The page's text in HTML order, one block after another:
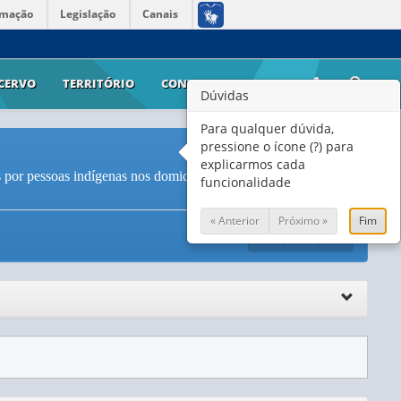
Legislação Canais
TERRITÓRIO CONTATO AJUDA
pessoas indígenas nos domicílios em Terras Indígenas
Dúvidas
Para qualquer dúvida,
pressione o ícone (?) para
explicarmos cada
funcionalidade
« Anterior Próximo » Fim